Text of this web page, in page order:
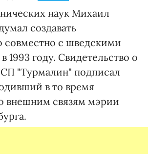
наук Михаил
создавать
совместно с шведскими
1993 году. Свидетельство о
"Турмалин" подписал
в то время
внешним связям мэрии